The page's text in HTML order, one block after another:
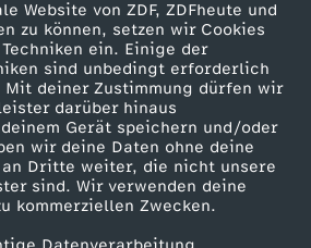
Website von ZDF, ZDFheute und
zu können, setzen wir Cookies
ein. Einige der
sind unbedingt erforderlich
deiner Zustimmung dürfen wir
darüber hinaus
Gerät speichern und/oder
wir deine Daten ohne deine
Dritte weiter, die nicht unsere
sind. Wir verwenden deine
kommerziellen Zwecken.
Service
ZDFmitreden
Kontakt zum ZDF
Tickets
Zuschauerservice